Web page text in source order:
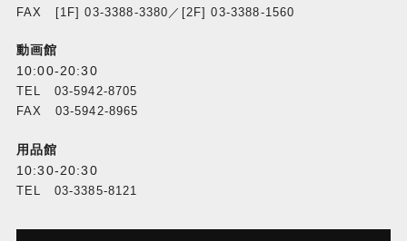
FAX [1F] 03-3388-3380／[2F] 03-3388-1560
動画館
10:00-20:30
TEL 03-5942-8705
FAX 03-5942-8965
用品館
10:30-20:30
TEL 03-3385-8121